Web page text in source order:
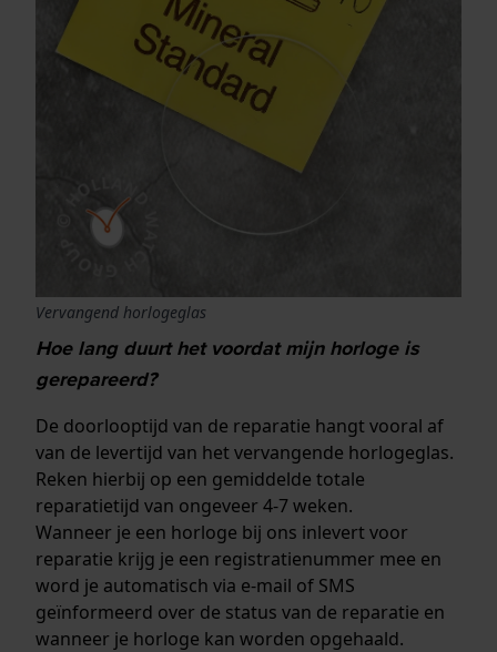
Vervangend horlogeglas
Hoe lang duurt het voordat mijn horloge is
gerepareerd?
De doorlooptijd van de reparatie hangt vooral af
van de levertijd van het vervangende horlogeglas.
Reken hierbij op een gemiddelde totale
reparatietijd van ongeveer 4-7 weken.
Wanneer je een horloge bij ons inlevert voor
reparatie krijg je een registratienummer mee en
word je automatisch via e-mail of SMS
geïnformeerd over de status van de reparatie en
wanneer je horloge kan worden opgehaald.